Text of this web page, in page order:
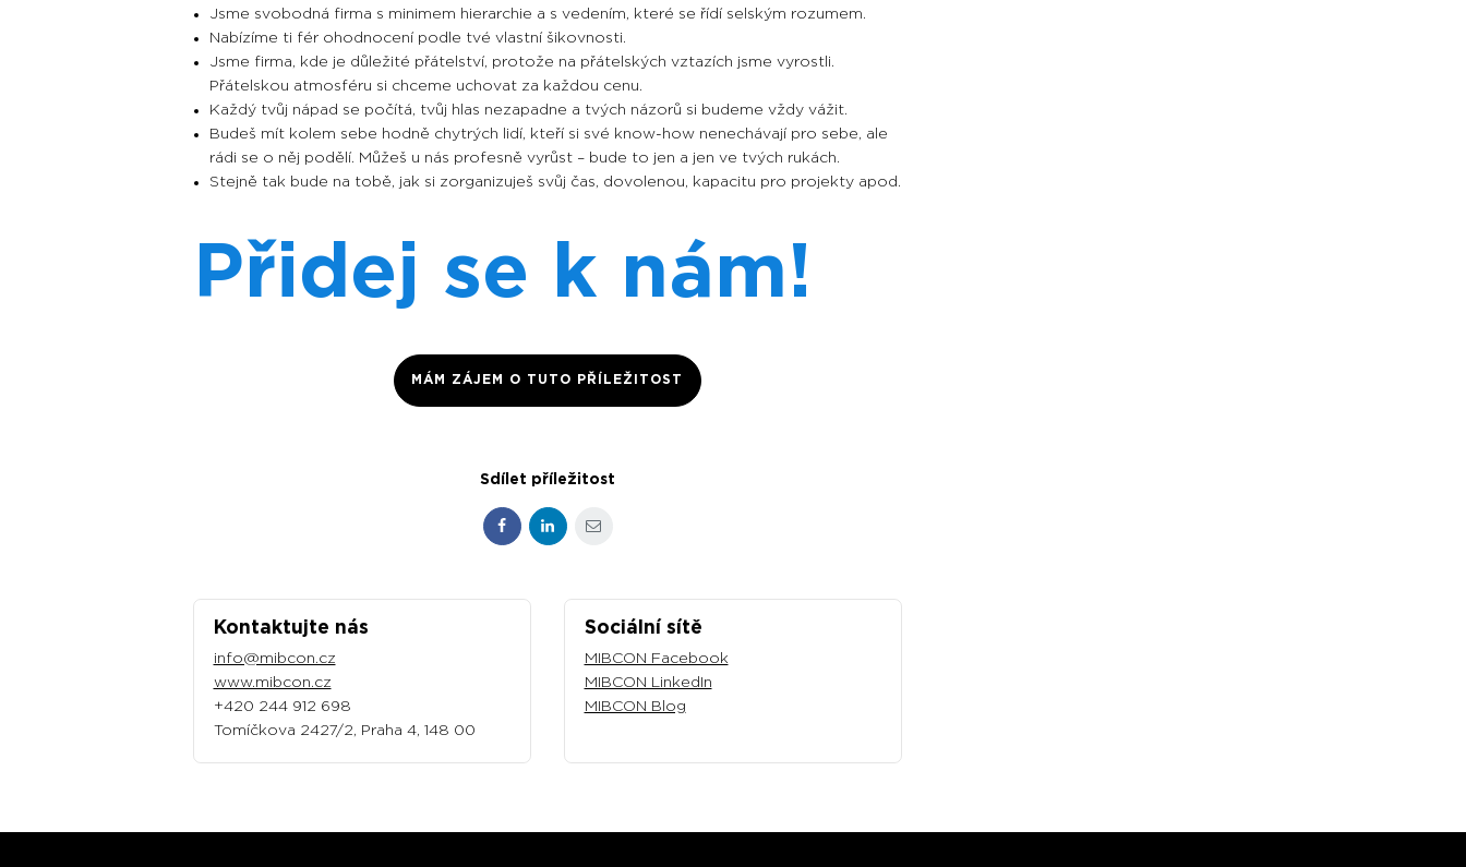
Jsme svobodná firma s minimem hierarchie a s vedením, které se řídí selským rozumem.
Nabízíme ti fér ohodnocení podle tvé vlastní šikovnosti.
Jsme firma, kde je důležité přátelství, protože na přátelských vztazích jsme vyrostli.
Přátelskou atmosféru si chceme uchovat za každou cenu.
Každý tvůj nápad se počítá, tvůj hlas nezapadne a tvých názorů si budeme vždy vážit.
Budeš mít kolem sebe hodně chytrých lidí, kteří si své know-how nenechávají pro sebe, ale
rádi se o něj podělí. Můžeš u nás profesně vyrůst – bude to jen a jen ve tvých rukách.
Stejně tak bude na tobě, jak si zorganizuješ svůj čas, dovolenou, kapacitu pro projekty apod.
Přidej se k nám!
MÁM ZÁJEM O TUTO PŘÍLEŽITOST
Sdílet příležitost
FacebookLinkedInE-mail
Kontaktujte nás
info@mibcon.cz
www.mibcon.cz
+420 244 912 698
Tomíčkova 2427/2, Praha 4, 148 00
Sociální sítě
MIBCON Facebook
MIBCON LinkedIn
MIBCON Blog